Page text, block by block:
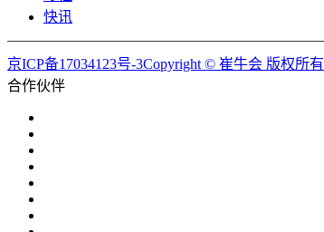
快讯
京ICP备17034123号-3Copyright © 崔牛会 版权所有
合作伙伴